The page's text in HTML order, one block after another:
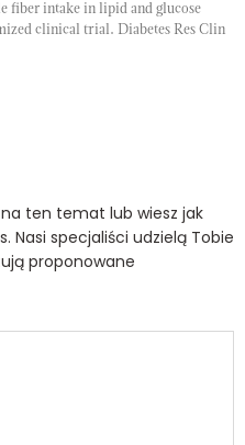
fiber intake in lipid and glucose
clinical trial. Diabetes Res Clin
ten temat lub wiesz jak
Nasi specjaliści udzielą Tobie
proponowane